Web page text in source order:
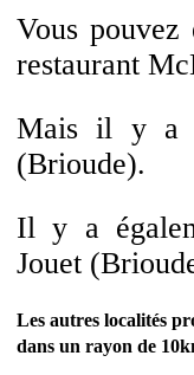
Vous
restaurant
Mais il y a
(Brioude).
Il y a
Jouet
Les autres localités
dans un rayon de